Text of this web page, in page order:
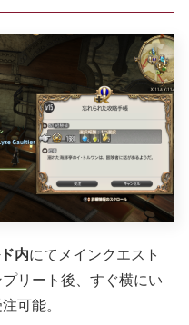
内にてメインクエスト
プリート後、すぐ横にい
可能。